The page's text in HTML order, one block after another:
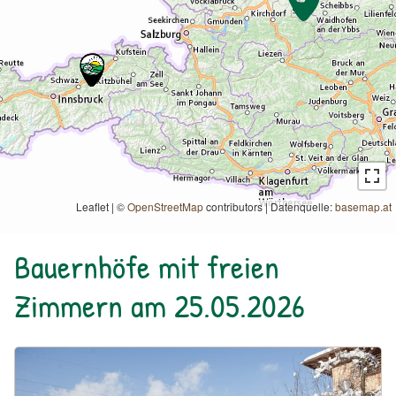
Leaflet | ©OpenStreetMapcontributors|Datenquelle:basemap.at
Bauernhöfe mit freien
Zimmern am 25.05.2026
Urlaub am Bauernhof: Paulerhof